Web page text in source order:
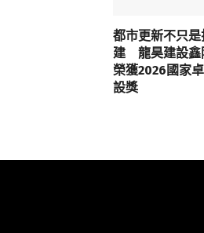
都市更新不只是
建 龍昊建設鑫
榮獲2026國家
設獎